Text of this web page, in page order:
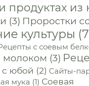
продуктах из
(3) Проростки
культуры
с соевым
молоком (3)
с юбой (2) Сайты-
мука (1) Соевая